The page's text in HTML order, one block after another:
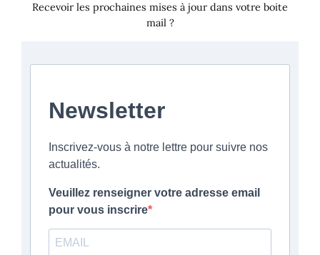
Recevoir les prochaines mises à jour dans votre boite
mail ?
Newsletter
Inscrivez-vous à notre lettre pour suivre nos
actualités.
Veuillez renseigner votre adresse email
pour vous inscrire